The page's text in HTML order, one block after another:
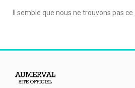
Il semble que nous ne trouvons pas